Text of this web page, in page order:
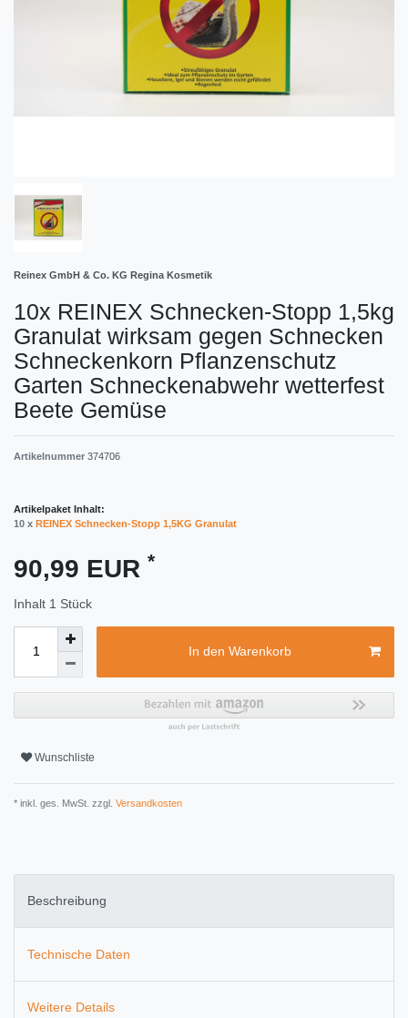
Reinex GmbH & Co. KG Regina Kosmetik
10x REINEX Schnecken-Stopp 1,5kg
Granulat wirksam gegen Schnecken
Schneckenkorn Pflanzenschutz
Garten Schneckenabwehr wetterfest
Beete Gemüse
Artikelnummer 374706
Artikelpaket Inhalt:
10 x REINEX Schnecken-Stopp 1,5KG Granulat
90,99 EUR *
Inhalt 1 Stück
In den Warenkorb
Wunschliste
* inkl. ges. MwSt. zzgl. Versandkosten
Beschreibung
Technische Daten
Weitere Details